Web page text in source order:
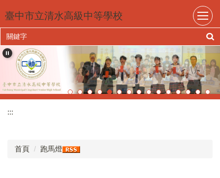
到
主
要
內
容
臺中市立清水高級中等學校
:::
首頁 跑馬燈